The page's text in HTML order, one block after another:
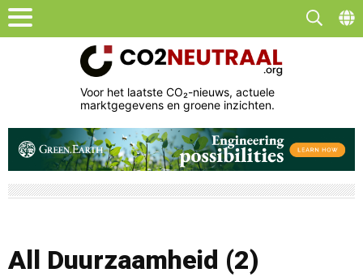
Voor het laatste CO₂-nieuws, actuele
marktgegevens en groene inzichten.
All Duurzaamheid (2)